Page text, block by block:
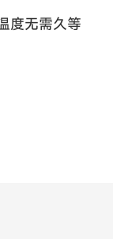
度无需久等